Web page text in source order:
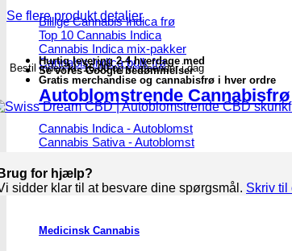
Billige Cannabis Indica frø
Top 10 Cannabis Indica
Cannabis Indica mix-pakker
Cannabis Indica bulk frø
Autoblomstrende Cannabisfrø
Cannabis Indica - Autoblomst
Cannabis Sativa - Autoblomst
Medicinsk Cannabis
Se flere produkt detaljer
Bestil indenkl. 16.00og vi afsender i dag
Hurtig levering 2-4 hverdage med
Se vores Google bedømmelser
Gratis merchandise og cannabisfrø i hver ordre
for hjælp?
sidder klar til at besvare dine spørgsmål. Skriv til